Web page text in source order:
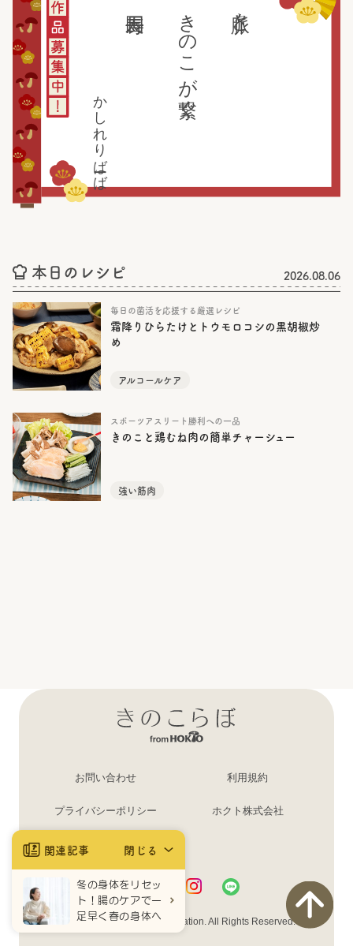
関連記事 閉じる
冬の身体をリセッ
ト！腸のケアで一
足早く春の身体へ
脈々と
きのこが繋ぐ
かしれりばーば
本日のレシピ 2026.08.06
毎日の菌活を応援する厳選レシピ
霜降りひらたけとトウモロコシの黒胡椒炒
め
アルコールケア
スポーツアスリート勝利への一品
きのこと鶏むね肉の簡単チャーシュー
強い筋肉
お問い合わせ 利用規約
プライバシーポリシー ホクト株式会社
ログイン・登録
Copyright © HOKUTO Corporation. All Rights Reserved.